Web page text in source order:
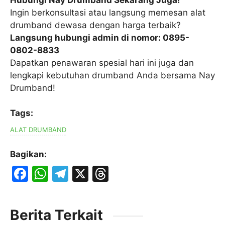
Ingin berkonsultasi atau langsung memesan alat
drumband dewasa dengan harga terbaik?
Langsung hubungi admin di nomor: 0895-
0802-8833
Dapatkan penawaran spesial hari ini juga dan
lengkapi kebutuhan drumband Anda bersama Nay
Drumband!
Tags:
ALAT DRUMBAND
Bagikan:
F
c
W
at
T
X
Berita Terkait